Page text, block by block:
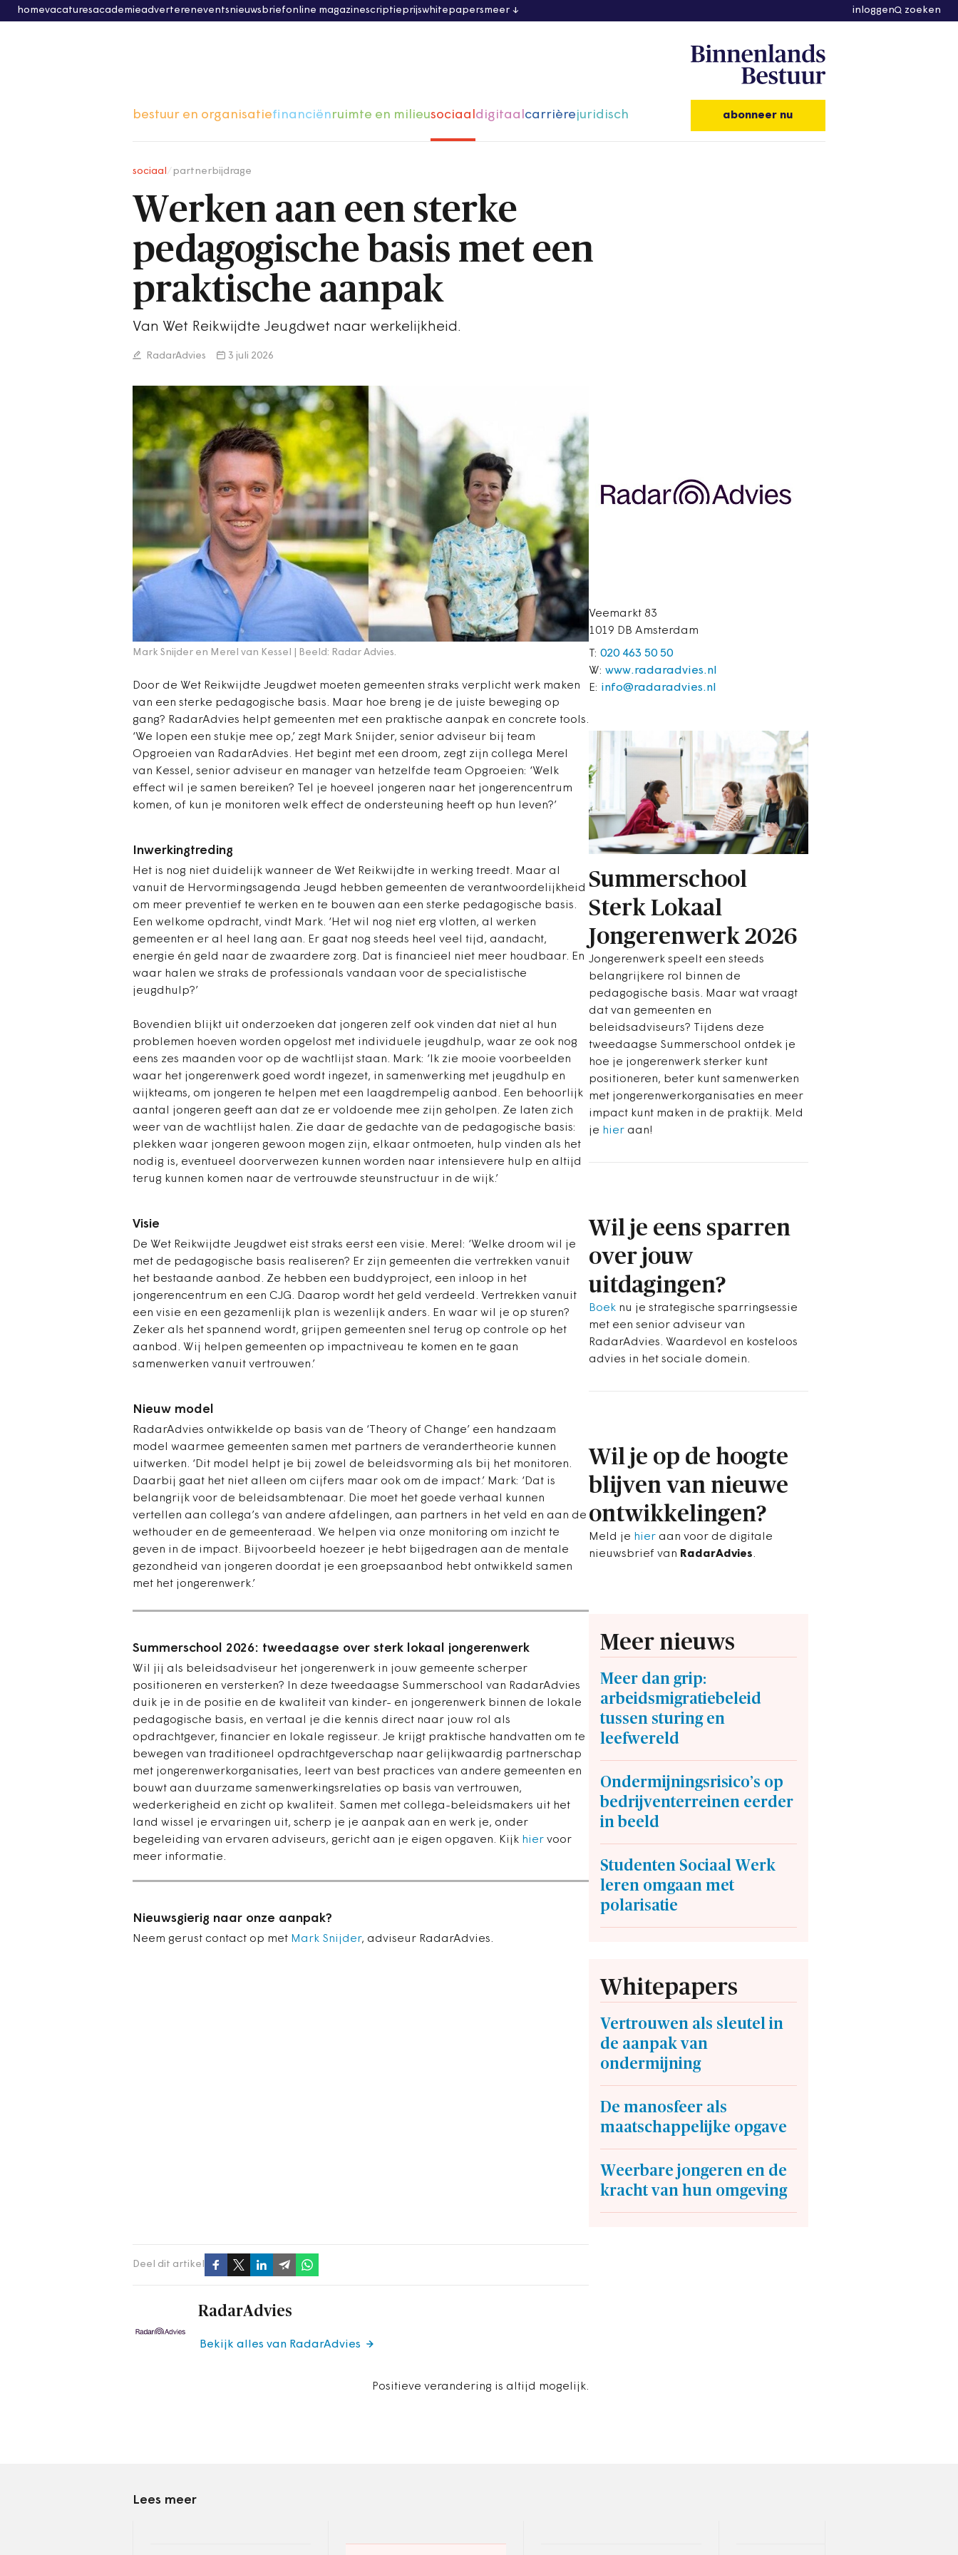
homevacaturesacademieadvertereneventsnieuwsbriefonline magazinescriptieprijswhitepapersmeer inloggen zoeken
bestuur en organisatiefinanciënruimte en milieusociaaldigitaalcarrièrejuridisch abonneer nu
sociaal partnerbijdrage
Werken aan een sterke
pedagogische basis met een
praktische aanpak
Van Wet Reikwijdte Jeugdwet naar werkelijkheid.
RadarAdvies 3 juli 2026
Mark Snijder en Merel van Kessel | Beeld: Radar Advies.
Door de Wet Reikwijdte Jeugdwet moeten gemeenten straks verplicht werk maken
van een sterke pedagogische basis. Maar hoe breng je de juiste beweging op
gang? RadarAdvies helpt gemeenten met een praktische aanpak en concrete tools.
‘We lopen een stukje mee op,’ zegt Mark Snijder, senior adviseur bij team
Opgroeien van RadarAdvies. Het begint met een droom, zegt zijn collega Merel
van Kessel, senior adviseur en manager van hetzelfde team Opgroeien: ‘Welk
effect wil je samen bereiken? Tel je hoeveel jongeren naar het jongerencentrum
komen, of kun je monitoren welk effect de ondersteuning heeft op hun leven?’
Inwerkingtreding
Het is nog niet duidelijk wanneer de Wet Reikwijdte in werking treedt. Maar al
vanuit de Hervormingsagenda Jeugd hebben gemeenten de verantwoordelijkheid
om meer preventief te werken en te bouwen aan een sterke pedagogische basis.
Een welkome opdracht, vindt Mark. ‘Het wil nog niet erg vlotten, al werken
gemeenten er al heel lang aan. Er gaat nog steeds heel veel tijd, aandacht,
energie én geld naar de zwaardere zorg. Dat is financieel niet meer houdbaar. En
waar halen we straks de professionals vandaan voor de specialistische
jeugdhulp?’
Bovendien blijkt uit onderzoeken dat jongeren zelf ook vinden dat niet al hun
problemen hoeven worden opgelost met individuele jeugdhulp, waar ze ook nog
eens zes maanden voor op de wachtlijst staan. Mark: ‘Ik zie mooie voorbeelden
waar het jongerenwerk goed wordt ingezet, in samenwerking met jeugdhulp en
wijkteams, om jongeren te helpen met een laagdrempelig aanbod. Een behoorlijk
aantal jongeren geeft aan dat ze er voldoende mee zijn geholpen. Ze laten zich
weer van de wachtlijst halen. Zie daar de gedachte van de pedagogische basis:
plekken waar jongeren gewoon mogen zijn, elkaar ontmoeten, hulp vinden als het
nodig is, eventueel doorverwezen kunnen worden naar intensievere hulp en altijd
terug kunnen komen naar de vertrouwde steunstructuur in de wijk.’
Visie
De Wet Reikwijdte Jeugdwet eist straks eerst een visie. Merel: ‘Welke droom wil je
met de pedagogische basis realiseren? Er zijn gemeenten die vertrekken vanuit
het bestaande aanbod. Ze hebben een buddyproject, een inloop in het
jongerencentrum en een CJG. Daarop wordt het geld verdeeld. Vertrekken vanuit
een visie en een gezamenlijk plan is wezenlijk anders. En waar wil je op sturen?
Zeker als het spannend wordt, grijpen gemeenten snel terug op controle op het
aanbod. Wij helpen gemeenten op impactniveau te komen en te gaan
samenwerken vanuit vertrouwen.’
Nieuw model
RadarAdvies ontwikkelde op basis van de ‘Theory of Change’ een handzaam
model waarmee gemeenten samen met partners de verandertheorie kunnen
uitwerken. ‘Dit model helpt je bij zowel de beleidsvorming als bij het monitoren.
Daarbij gaat het niet alleen om cijfers maar ook om de impact.’ Mark: ‘Dat is
belangrijk voor de beleidsambtenaar. Die moet het goede verhaal kunnen
vertellen aan collega’s van andere afdelingen, aan partners in het veld en aan de
wethouder en de gemeenteraad. We helpen via onze monitoring om inzicht te
geven in de impact. Bijvoorbeeld hoezeer je hebt bijgedragen aan de mentale
gezondheid van jongeren doordat je een groepsaanbod hebt ontwikkeld samen
met het jongerenwerk.’
Summerschool 2026: tweedaagse over sterk lokaal jongerenwerk
Wil jij als beleidsadviseur het jongerenwerk in jouw gemeente scherper
positioneren en versterken? In deze tweedaagse Summerschool van RadarAdvies
duik je in de positie en de kwaliteit van kinder- en jongerenwerk binnen de lokale
pedagogische basis, en vertaal je die kennis direct naar jouw rol als
opdrachtgever, financier en lokale regisseur. Je krijgt praktische handvatten om te
bewegen van traditioneel opdrachtgeverschap naar gelijkwaardig partnerschap
met jongerenwerkorganisaties, leert van best practices van andere gemeenten en
bouwt aan duurzame samenwerkingsrelaties op basis van vertrouwen,
wederkerigheid en zicht op kwaliteit. Samen met collega-beleidsmakers uit het
land wissel je ervaringen uit, scherp je je aanpak aan en werk je, onder
begeleiding van ervaren adviseurs, gericht aan je eigen opgaven. Kijk hier voor
meer informatie.
Nieuwsgierig naar onze aanpak?
Neem gerust contact op met Mark Snijder, adviseur RadarAdvies.
Veemarkt 83
1019 DB Amsterdam
T: 020 463 50 50
W: www.radaradvies.nl
E: info@radaradvies.nl
Summerschool
Sterk Lokaal
Jongerenwerk 2026
Jongerenwerk speelt een steeds
belangrijkere rol binnen de
pedagogische basis. Maar wat vraagt
dat van gemeenten en
beleidsadviseurs? Tijdens deze
tweedaagse Summerschool ontdek je
hoe je jongerenwerk sterker kunt
positioneren, beter kunt samenwerken
met jongerenwerkorganisaties en meer
impact kunt maken in de praktijk. Meld
je hier aan!
Wil je eens sparren
over jouw
uitdagingen?
Boek nu je strategische sparringsessie
met een senior adviseur van
RadarAdvies. Waardevol en kosteloos
advies in het sociale domein.
Wil je op de hoogte
blijven van nieuwe
ontwikkelingen?
Meld je hier aan voor de digitale
nieuwsbrief van RadarAdvies.
Meer nieuws
Meer dan grip:
arbeidsmigratiebeleid
tussen sturing en
leefwereld
Ondermijningsrisico’s op
bedrijventerreinen eerder
in beeld
Studenten Sociaal Werk
leren omgaan met
polarisatie
Whitepapers
Vertrouwen als sleutel in
de aanpak van
ondermijning
De manosfeer als
maatschappelijke opgave
Weerbare jongeren en de
kracht van hun omgeving
Deel dit artikel
RadarAdvies
Positieve verandering is altijd mogelijk.
Bekijk alles van RadarAdvies
Lees meer